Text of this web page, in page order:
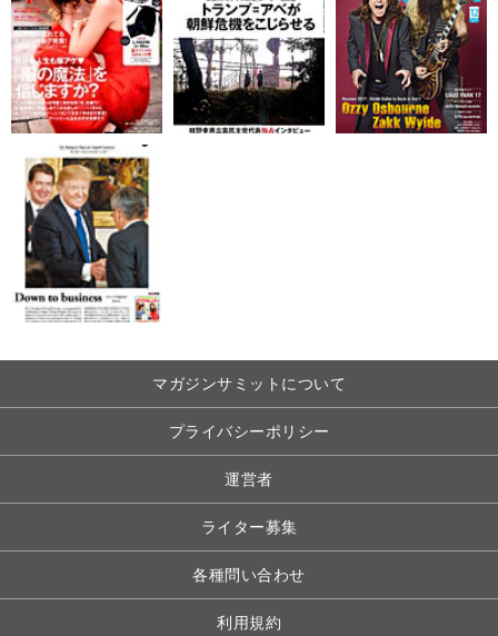
マガジンサミットについて
プライバシーポリシー
運営者
ライター募集
各種問い合わせ
利用規約